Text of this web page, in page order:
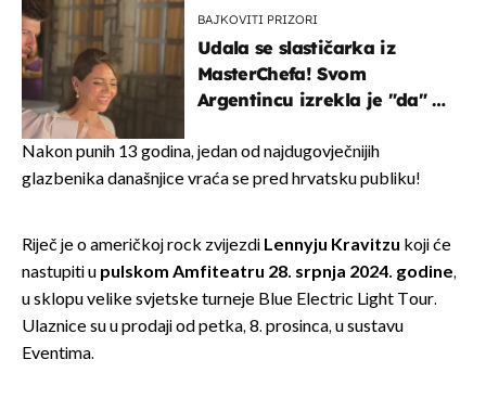
BAJKOVITI PRIZORI
Udala se slastičarka iz
MasterChefa! Svom
Argentincu izrekla je "da" u
Nakon punih 13 godina, jedan od najdugovječnijih
glazbenika današnjice vraća se pred hrvatsku publiku!
Riječ je o američkoj rock zvijezdi Lennyju Kravitzu koji će
nastupiti u pulskom Amfiteatru 28. srpnja 2024. godine,
u sklopu velike svjetske turneje Blue Electric Light Tour.
Ulaznice su u prodaji od petka, 8. prosinca, u sustavu
Eventima.